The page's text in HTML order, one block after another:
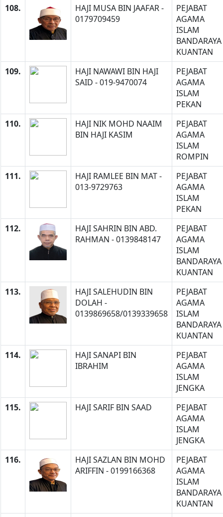
108.
HAJI MUSA BIN JAAFAR -
0179709459
PEJABAT
AGAMA
ISLAM
BANDARAYA
KUANTAN
109.
HAJI NAWAWI BIN HAJI
SAID - 019-9470074
PEJABAT
AGAMA
ISLAM
PEKAN
110.
HAJI NIK MOHD NAAIM
BIN HAJI KASIM
PEJABAT
AGAMA
ISLAM
ROMPIN
111.
HAJI RAMLEE BIN MAT -
013-9729763
PEJABAT
AGAMA
ISLAM
PEKAN
112.
HAJI SAHRIN BIN ABD.
RAHMAN - 0139848147
PEJABAT
AGAMA
ISLAM
BANDARAYA
KUANTAN
113.
HAJI SALEHUDIN BIN
DOLAH -
0139869658/0139339658
PEJABAT
AGAMA
ISLAM
BANDARAYA
KUANTAN
114.
HAJI SANAPI BIN
IBRAHIM
PEJABAT
AGAMA
ISLAM
JENGKA
115.
HAJI SARIF BIN SAAD
PEJABAT
AGAMA
ISLAM
JENGKA
116.
HAJI SAZLAN BIN MOHD
ARIFFIN - 0199166368
PEJABAT
AGAMA
ISLAM
BANDARAYA
KUANTAN